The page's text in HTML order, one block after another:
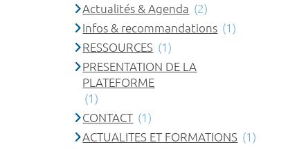
Actualités & Agenda (2)
Infos & recommandations (1)
RESSOURCES (1)
PRESENTATION DE LA
PLATEFORME
(1)
CONTACT (1)
ACTUALITES ET FORMATIONS (1)